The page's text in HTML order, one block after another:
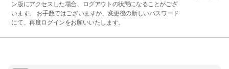
ン版にアクセスした場合、ログアウトの状態になることがござ
います。 お手数ではございますが、変更後の新しいパスワード
にて、再度ログインをお願いいたします。